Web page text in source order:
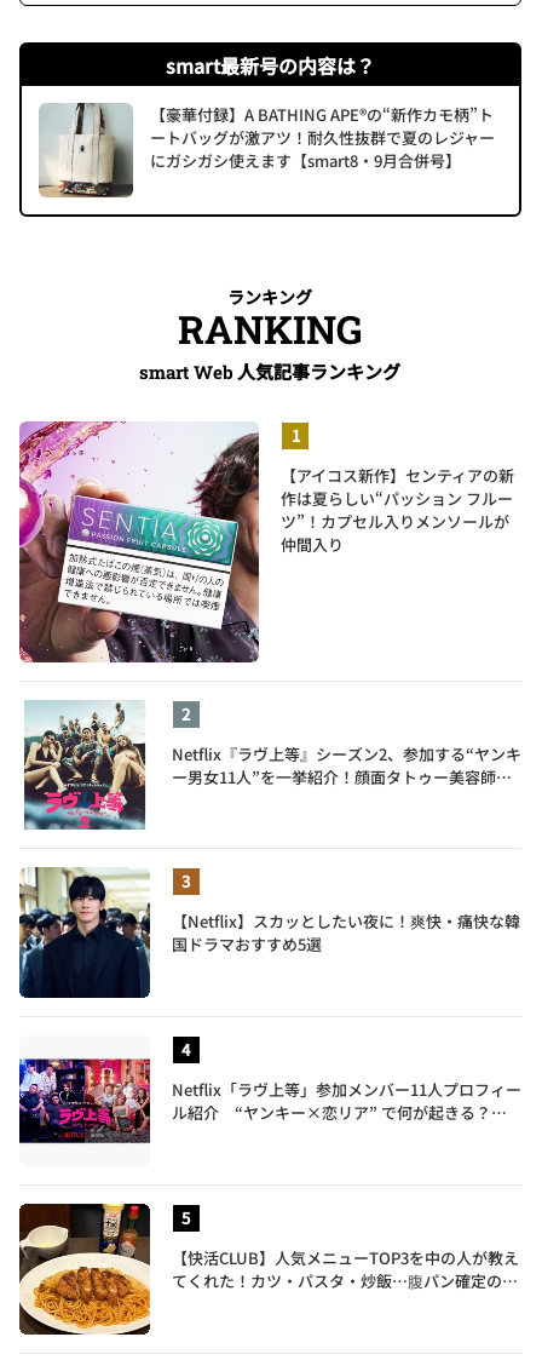
smart最新号の内容は？
【豪華付録】A BATHING APE®の“新作カモ柄”ト
ートバッグが激アツ！耐久性抜群で夏のレジャー
にガシガシ使えます【smart8・9月合併号】
ランキング
RANKING
smart Web 人気記事ランキング
【アイコス新作】センティアの新
作は夏らしい“パッション フルー
ツ”！カプセル入りメンソールが
仲間入り
Netflix『ラヴ上等』シーズン2、参加する“ヤンキ
ー男女11人”を一挙紹介！顔面タトゥー美容師、
【Netflix】スカッとしたい夜に！爽快・痛快な韓
国ドラマおすすめ5選
Netflix「ラヴ上等」参加メンバー11人プロフィー
ル紹介 “ヤンキー×恋リア” で何が起きる？地
【快活CLUB】人気メニューTOP3を中の人が教え
てくれた！カツ・パスタ・炒飯…腹パン確定のガ